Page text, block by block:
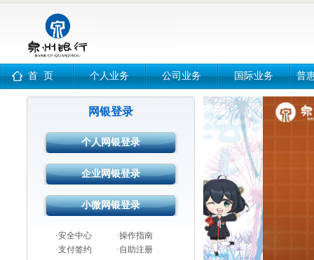
个人业务 公司业务 国际业务 普
首 页
网银登录
·安全中心
·操作指南
·支付签约
·自助注册